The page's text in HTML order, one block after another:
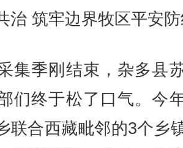
筑牢边界牧区平安防
季刚结束，杂多县
们终于松了口气。今
联合西藏毗邻的3个乡